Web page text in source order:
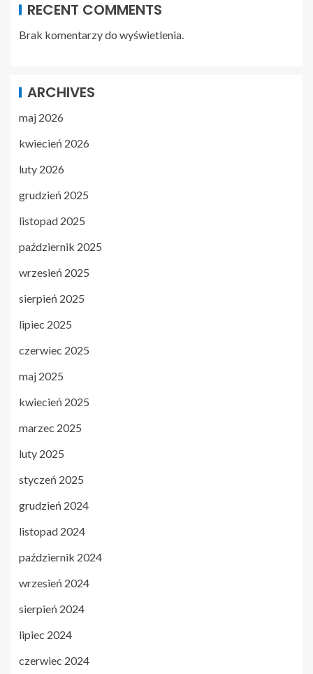
RECENT COMMENTS
Brak komentarzy do wyświetlenia.
ARCHIVES
maj 2026
kwiecień 2026
luty 2026
grudzień 2025
listopad 2025
październik 2025
wrzesień 2025
sierpień 2025
lipiec 2025
czerwiec 2025
maj 2025
kwiecień 2025
marzec 2025
luty 2025
styczeń 2025
grudzień 2024
listopad 2024
październik 2024
wrzesień 2024
sierpień 2024
lipiec 2024
czerwiec 2024